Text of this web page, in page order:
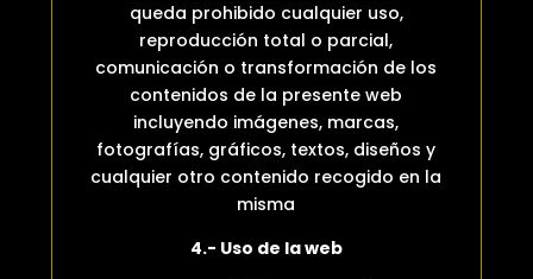
queda prohibido cualquier uso,
reproducción total o parcial,
comunicación o transformación de los
contenidos de la presente web
incluyendo imágenes, marcas,
fotografías, gráficos, textos, diseños y
cualquier otro contenido recogido en la
misma
4.- Uso de la web